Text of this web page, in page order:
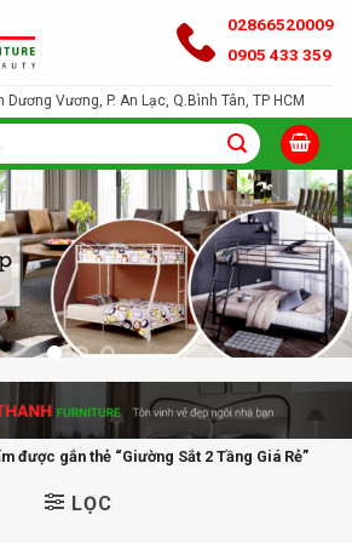
02866520009
0905 433 359
Vương, P. An Lạc, Q.Bình Tân, TP HCM
được gắn thẻ “Giường Sắt 2 Tầng Giá Rẻ”
LỌC